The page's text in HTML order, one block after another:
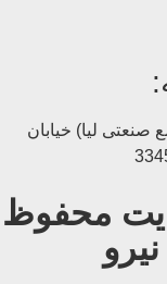
(مجتمع صنعتی لیا) خیابان
محفوظ